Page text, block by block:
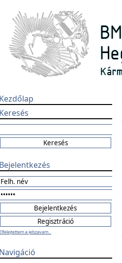
Kezdőlap
Keresés
Bejelentkezés
a jelszavam...
Navigáció